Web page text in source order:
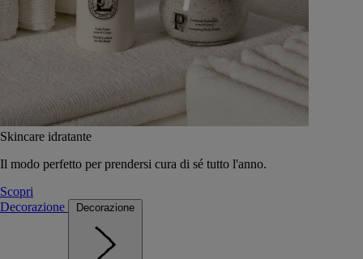
Skincare idratante
Il modo perfetto per prendersi cura di sé tutto l'anno.
Scopri
Decorazione
Decorazione